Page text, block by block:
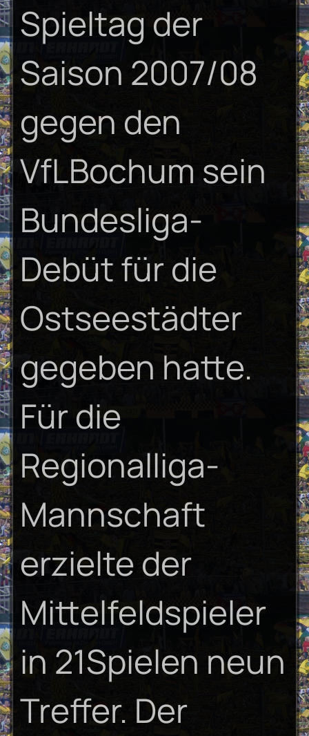
Spieltag der
Saison 2007/08
gegen den
VfLBochum sein
Bundesliga-
Debüt für die
Ostseestädter
gegeben hatte.
Für die
Regionalliga-
Mannschaft
erzielte der
Mittelfeldspieler
in 21Spielen neun
Treffer. Der